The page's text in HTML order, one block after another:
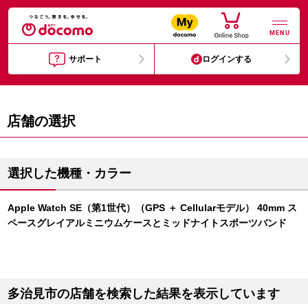
MENU
サポート ログインする
店舗の選択
選択した機種・カラー
Apple Watch SE（第1世代）（GPS ＋ Cellularモデル） 40mm ス
ペースグレイアルミニウムケースとミッドナイトスポーツバンド
多治見市の店舗を検索した結果を表示しています